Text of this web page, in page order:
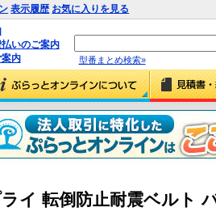
表示履歴 お気に入りを見る
いのご案内
内
型番まとめ検索»
イ 転倒防止耐震ベルト